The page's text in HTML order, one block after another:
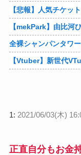
【mekPark】由比河
全裸シャンパンタワ
1: 2021/06/03(木)
正直自分もお金